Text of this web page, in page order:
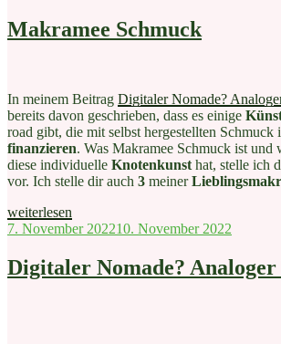
5
m2“
Makramee Schmuck
In meinem Beitrag Digitaler Nomade?
bereits davon geschrieben, dass es einige
road gibt, die mit selbst hergestellten Schmuck
finanzieren. Was Makramee Schmuck ist und
diese individuelle Knotenkunst hat, stelle ich
vor. Ich stelle dir auch 3 meiner
„Makramee
Schmuck“
weiterlesen
Veröffentlicht
7. November 202210. November 2022
Digitaler Nomade? Analoger